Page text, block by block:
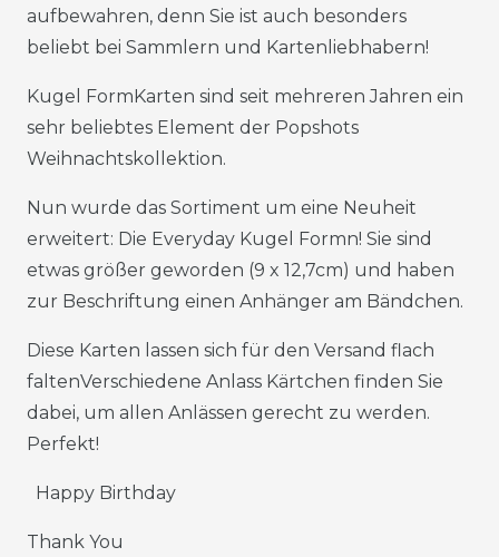
aufbewahren, denn Sie ist auch besonders
beliebt bei Sammlern und Kartenliebhabern!
Kugel FormKarten sind seit mehreren Jahren ein
sehr beliebtes Element der Popshots
Weihnachtskollektion.
Nun wurde das Sortiment um eine Neuheit
erweitert: Die Everyday Kugel Formn! Sie sind
etwas größer geworden (9 x 12,7cm) und haben
zur Beschriftung einen Anhänger am Bändchen.
Diese Karten lassen sich für den Versand flach
faltenVerschiedene Anlass Kärtchen finden Sie
dabei, um allen Anlässen gerecht zu werden.
Perfekt!
Happy Birthday
Thank You